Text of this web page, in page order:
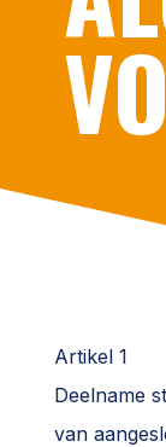
Artikel 1
Deelname
van